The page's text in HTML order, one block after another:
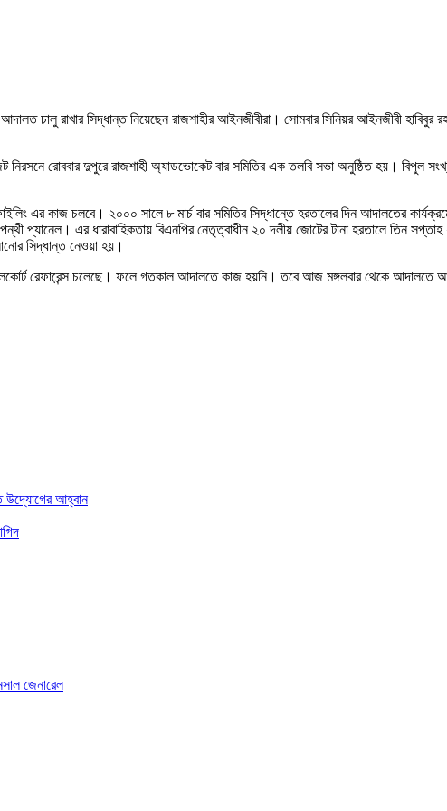
চালু রাখার সিদ্ধান্ত নিয়েছেন রাজশাহীর আইনজীবীরা। সোমবার সিনিয়র আইনজীবী হাবিবুর
রোববার দুপুরে রাজশাহী অ্যাডভোকেট বার সমিতির এক তলবি সভা অনুষ্ঠিত হয়। বিপুল
এর কাজ চলবে। ২০০০ সালে ৮ মার্চ বার সমিতির সিদ্ধান্তে হরতালের দিন আদালতের
প্যানেল। এর ধারাবাহিকতায় বিএনপির নেতৃত্বাধীন ২০ দলীয় জোটের টানা হরতালে তিন
সিদ্ধান্ত নেওয়া হয়।
রেফারেন্স চলেছে। ফলে গতকাল আদালতে কাজ হয়নি। তবে আজ মঙ্গলবার থেকে আদালতে
উদ্যোগের আহ্বান
জেনারেল